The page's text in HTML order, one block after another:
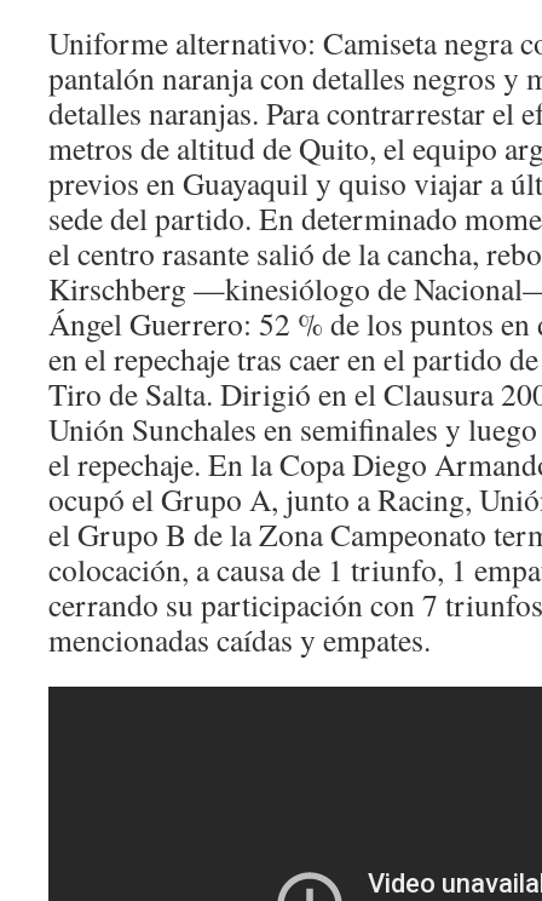
Uniforme alternativo: Camiseta negra
pantalón naranja con detalles negros y
detalles naranjas. Para contrarrestar el
metros de altitud de Quito, el equipo
previos en Guayaquil y quiso viajar a
sede del partido. En determinado
el centro rasante salió de la cancha,
Kirschberg —kinesiólogo de
Ángel Guerrero: 52 % de los puntos en
en el repechaje tras caer en el partido
Tiro de Salta. Dirigió en el Clausura
Unión Sunchales en semifinales y
el repechaje. En la Copa Diego
ocupó el Grupo A, junto a Racing,
el Grupo B de la Zona Campeonato
colocación, a causa de 1 triunfo, 1
cerrando su participación con 7
mencionadas caídas y empates.